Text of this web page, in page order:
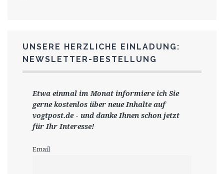
UNSERE HERZLICHE EINLADUNG:
NEWSLETTER-BESTELLUNG
Etwa einmal im Monat informiere ich Sie
gernekostenlos über neue Inhalte auf
vogtpost.de- und danke Ihnen schon jetzt
für Ihr Interesse!
Email